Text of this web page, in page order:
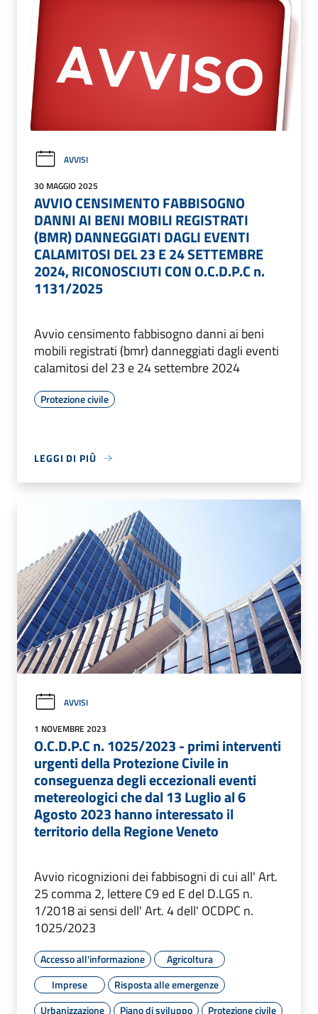
AVVISI
30 MAGGIO 2025
AVVIO CENSIMENTO FABBISOGNO
DANNI AI BENI MOBILI REGISTRATI
(BMR) DANNEGGIATI DAGLI EVENTI
CALAMITOSI DEL 23 E 24 SETTEMBRE
2024, RICONOSCIUTI CON O.C.D.P.C n.
1131/2025
Avvio censimento fabbisogno danni ai beni
mobili registrati (bmr) danneggiati dagli eventi
calamitosi del 23 e 24 settembre 2024
Protezione civile
LEGGI DI PIÙ
AVVISI
1 NOVEMBRE 2023
O.C.D.P.C n. 1025/2023 - primi interventi
urgenti della Protezione Civile in
conseguenza degli eccezionali eventi
metereologici che dal 13 Luglio al 6
Agosto 2023 hanno interessato il
territorio della Regione Veneto
Avvio ricognizioni dei fabbisogni di cui all' Art.
25 comma 2, lettere C9 ed E del D.LGS n.
1/2018 ai sensi dell' Art. 4 dell' OCDPC n.
1025/2023
Accesso all'informazione
Agricoltura
Imprese
Risposta alle emergenze
Urbanizzazione
Piano di sviluppo Protezione civile